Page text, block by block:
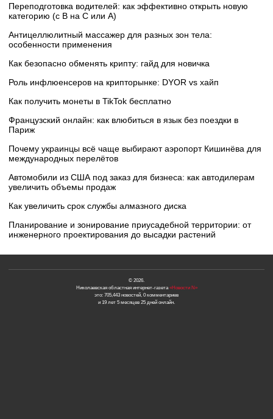
Переподготовка водителей: как эффективно открыть новую
категорию (с B на C или А)
Антицеллюлитный массажер для разных зон тела:
особенности применения
Как безопасно обменять крипту: гайд для новичка
Роль инфлюенсеров на крипторынке: DYOR vs хайп
Как получить монеты в TikTok бесплатно
Французский онлайн: как влюбиться в язык без поездки в
Париж
Почему украинцы всё чаще выбирают аэропорт Кишинёва для
международных перелётов
Автомобили из США под заказ для бизнеса: как автодилерам
увеличить объемы продаж
Как увеличить срок службы алмазного диска
Планирование и зонирование приусадебной территории: от
инженерного проектирования до высадки растений
© 2026.
Николаевская областная интернет-газета «Новости N»
это: 705,443 новостей, 0 комментариев
и 19 лет 5 месяцев 25 дней онлайн.